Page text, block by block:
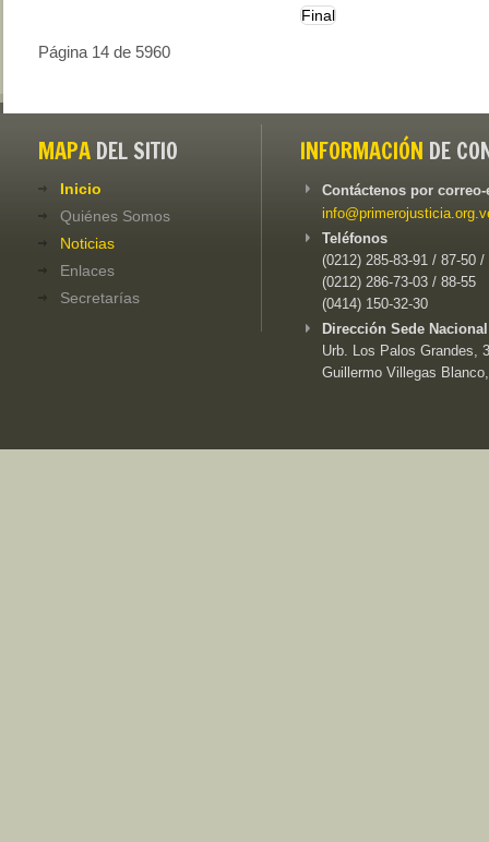
Final
Página 14 de 5960
MAPA DEL SITIO
Inicio
Quiénes Somos
Noticias
Enlaces
Secretarías
INFORMACIÓN DE
Contáctenos por
Teléfonos
(0212) 285-83-91 / 87-50 /
(0212) 286-73-03 / 88-55
(0414) 150-32-30
Dirección Sede
Urb. Los Palos Grandes,
Guillermo Villegas